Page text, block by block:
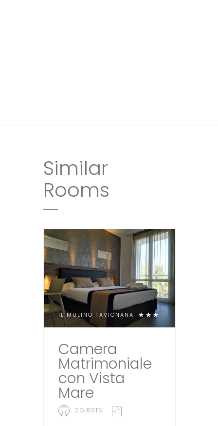
Similar
Rooms
IL MULINO FAVIGNANA
Camera
Matrimoniale
con Vista
Mare
2 GUESTS